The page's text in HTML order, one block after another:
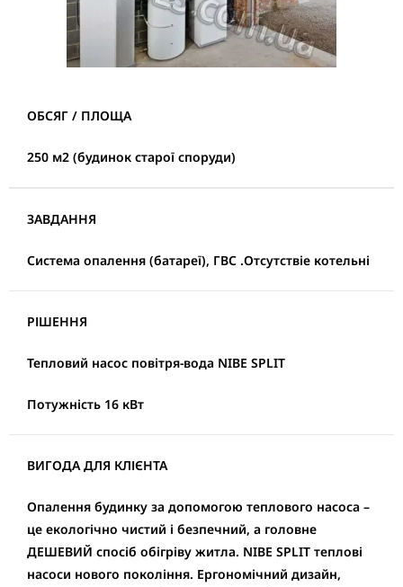
ОБСЯГ / ПЛОЩА
250 м2 (будинок старої споруди)
ЗАВДАННЯ
Система опалення (батареї), ГВС .Отсутствіе котельні
РІШЕННЯ
Тепловий насос повітря-вода NIBE SPLIT
Потужність 16 кВт
ВИГОДА ДЛЯ КЛІЄНТА
Опалення будинку за допомогою теплового насоса –
це екологічно чистий і безпечний, а головне
ДЕШЕВИЙ спосіб обігріву житла. NIBE SPLIT теплові
насоси нового покоління. Ергономічний дизайн,